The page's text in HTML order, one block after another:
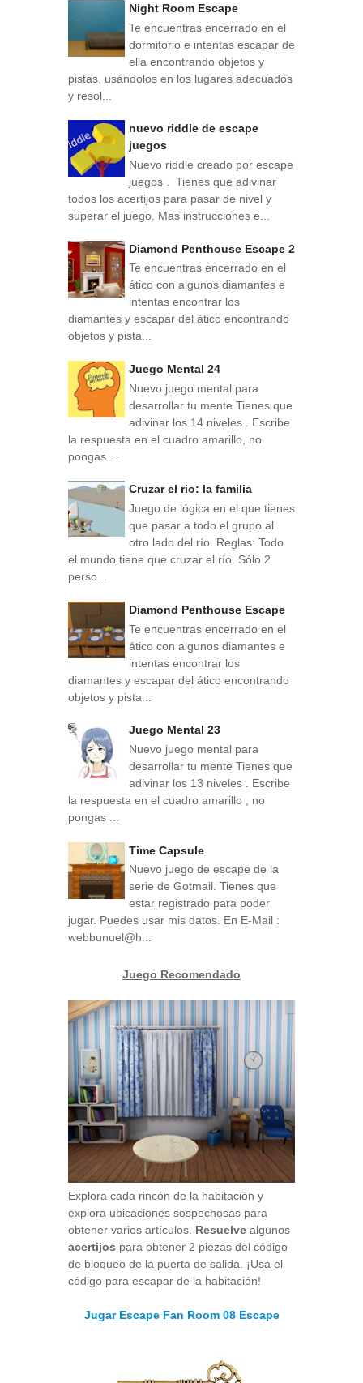
Night Room Escape
Te encuentras encerrado en el
dormitorio e intentas escapar de
ella encontrando objetos y
pistas, usándolos en los lugares adecuados
y resol...
nuevo riddle de escape
juegos
Nuevo riddle creado por escape
juegos . Tienes que adivinar
todos los acertijos para pasar de nivel y
superar el juego. Mas instrucciones e...
Diamond Penthouse Escape 2
Te encuentras encerrado en el
ático con algunos diamantes e
intentas encontrar los
diamantes y escapar del ático encontrando
objetos y pista...
Juego Mental 24
Nuevo juego mental para
desarrollar tu mente Tienes que
adivinar los 14 niveles . Escribe
la respuesta en el cuadro amarillo, no
pongas ...
Cruzar el rio: la familia
Juego de lógica en el que tienes
que pasar a todo el grupo al
otro lado del río. Reglas: Todo
el mundo tiene que cruzar el río. Sólo 2
perso...
Diamond Penthouse Escape
Te encuentras encerrado en el
ático con algunos diamantes e
intentas encontrar los
diamantes y escapar del ático encontrando
objetos y pista...
Juego Mental 23
Nuevo juego mental para
desarrollar tu mente Tienes que
adivinar los 13 niveles . Escribe
la respuesta en el cuadro amarillo , no
pongas ...
Time Capsule
Nuevo juego de escape de la
serie de Gotmail. Tienes que
estar registrado para poder
jugar. Puedes usar mis datos. En E-Mail :
webbunuel@h...
Juego Recomendado
Explora cada rincón de la habitación y
explora ubicaciones sospechosas para
obtener varios artículos. Resuelve algunos
acertijos para obtener 2 piezas del código
de bloqueo de la puerta de salida. ¡Usa el
código para escapar de la habitación!
Jugar Escape Fan Room 08 Escape